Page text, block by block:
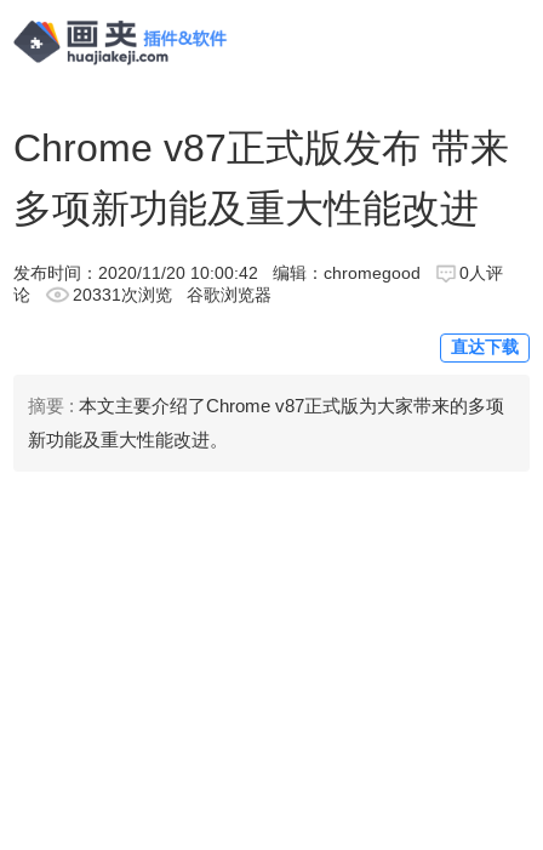
Chrome v87正式版发布 带来
多项新功能及重大性能改进
发布时间： 2020/11/20 10:00:42 编辑：chromegood
0人评
论
20331次浏览 谷歌浏览器
直达下载
摘要 : 本文主要介绍了Chrome v87正式版为大家带来的多项
新功能及重大性能改进。